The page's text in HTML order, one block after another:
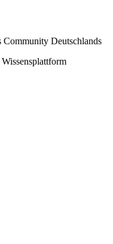
Community Deutschlands